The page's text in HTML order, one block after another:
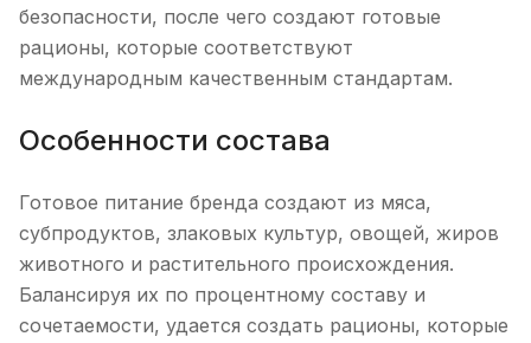
безопасности, после чего создают готовые
рационы, которые соответствуют
международным качественным стандартам.
Особенности состава
Готовое питание бренда создают из мяса,
субпродуктов, злаковых культур, овощей, жиров
животного и растительного происхождения.
Балансируя их по процентному составу и
сочетаемости, удается создать рационы, которые